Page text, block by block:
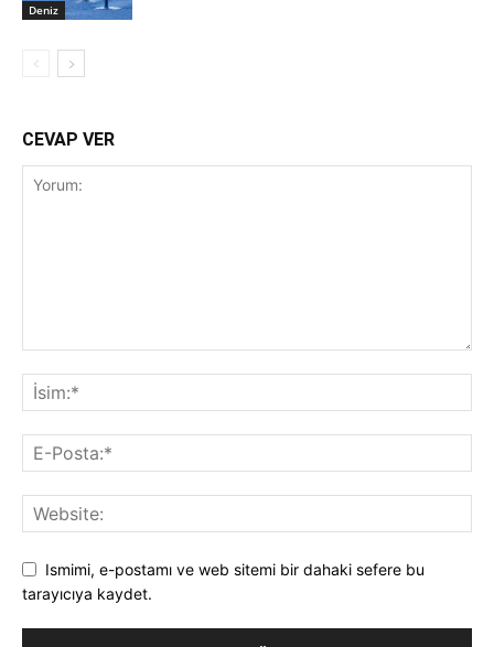
Deniz
CEVAP VER
Ismimi, e-postamı ve web sitemi bir dahaki sefere bu
tarayıcıya kaydet.